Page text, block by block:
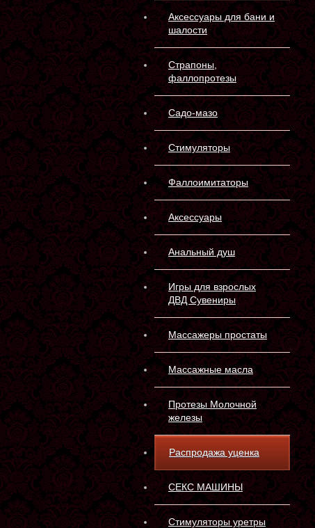
Аксессуары для бани и
шалости
Страпоны,
фаллопротезы
Садо-мазо
Стимуляторы
Фаллоимитаторы
Аксессуары
Анальный душ
Игры для взрослых
ДВД Сувениры
Массажеры простаты
Массажные масла
Протезы Молочной
железы
Распродажа уценка
СЕКС МАШИНЫ
Стимуляторы уретры